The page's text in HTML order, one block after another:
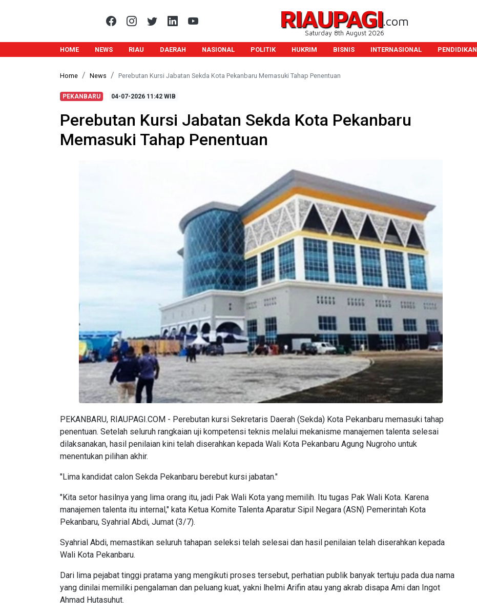
RIAUPAGI.com
Saturday 8th August 2026
HOME NEWS RIAU DAERAH NASIONAL POLITIK HUKRIM BISNIS INTERNASIONAL PENDIDIKAN
Home News Perebutan Kursi Jabatan Sekda Kota Pekanbaru Memasuki Tahap Penentuan
PEKANBARU 04-07-2026 11:42 WIB
Perebutan Kursi Jabatan Sekda Kota Pekanbaru
Memasuki Tahap Penentuan
PEKANBARU, RIAUPAGI.COM - Perebutan kursi Sekretaris Daerah (Sekda) Kota Pekanbaru memasuki tahap
penentuan. Setelah seluruh rangkaian uji kompetensi teknis melalui mekanisme manajemen talenta selesai
dilaksanakan, hasil penilaian kini telah diserahkan kepada Wali Kota Pekanbaru Agung Nugroho untuk
menentukan pilihan akhir.
"Lima kandidat calon Sekda Pekanbaru berebut kursi jabatan."
"Kita setor hasilnya yang lima orang itu, jadi Pak Wali Kota yang memilih. Itu tugas Pak Wali Kota. Karena
manajemen talenta itu internal," kata Ketua Komite Talenta Aparatur Sipil Negara (ASN) Pemerintah Kota
Pekanbaru, Syahrial Abdi, Jumat (3/7).
Syahrial Abdi, memastikan seluruh tahapan seleksi telah selesai dan hasil penilaian telah diserahkan kepada
Wali Kota Pekanbaru.
Dari lima pejabat tinggi pratama yang mengikuti proses tersebut, perhatian publik banyak tertuju pada dua nama
yang dinilai memiliki pengalaman dan peluang kuat, yakni lhelmi Arifin atau yang akrab disapa Ami dan Ingot
Ahmad Hutasuhut.